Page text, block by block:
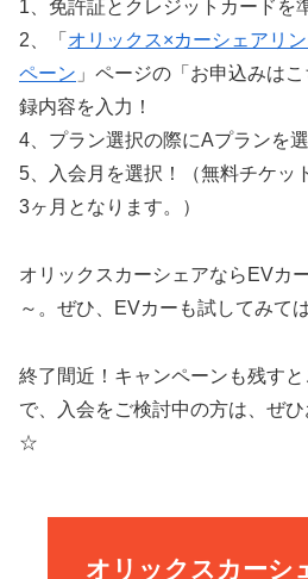
1、免許証とクレジットカードを
2、「 オリックス×カーシェアリ
ペーン 」ページの「お申込みは
録内容を入力！
4、プラン選択の際にAプランを選
5、入会月を選択！（無料チケッ
3ヶ月となります。）
オリックスカーシェアならEVカ
～。ぜひ、EVカーも試してみて
終了間近！キャンペーンも残す
で、入会をご検討中の方は、ぜ
☆
オリックスカーシ